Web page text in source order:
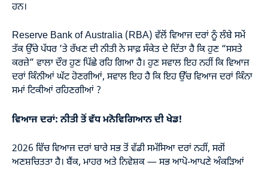
ਹਨ।
Reserve Bank of Australia (RBA) ਵੱਲੋਂ ਵਿਆਜ ਦਰਾਂ ਨੂੰ ਲੰਬੇ ਸਮੇਂ
ਤੱਕ ਉੱਚੇ ਪੱਧਰ ’ਤੇ ਰੱਖਣ ਦੀ ਨੀਤੀ ਨੇ ਸਾਫ਼ ਸੰਕੇਤ ਦੇ ਦਿੱਤਾ ਹੈ ਕਿ ਹੁਣ “ਸਸਤੇ
ਕਰਜ਼ੇ” ਵਾਲਾ ਦੌਰ ਹੁਣ ਪਿੱਛੇ ਰਹਿ ਗਿਆ ਹੈ। ਹੁਣ ਸਵਾਲ ਇਹ ਨਹੀਂ ਕਿ ਵਿਆਜ
ਦਰਾਂ ਕਿੰਨੀਆਂ ਘੱਟ ਹੋਣਗੀਆਂ, ਸਵਾਲ ਇਹ ਹੈ ਕਿ ਇਹ ਉੱਚ ਵਿਆਜ ਦਰਾਂ ਕਿੰਨਾ
ਸਮਾਂ ਟਿਕੀਆਂ ਰਹਿਣਗੀਆਂ ?
ਵਿਆਜ ਦਰਾਂ: ਨੀਤੀ ਤੋਂ ਵੱਧ ਮਨੋਵਿਗਿਆਨ ਦੀ ਖੇਡ!
2026 ਵਿੱਚ ਵਿਆਜ ਦਰਾਂ ਬਾਰੇ ਸਭ ਤੋਂ ਵੱਡੀ ਸਮੱਸਿਆ ਦਰਾਂ ਨਹੀਂ, ਸਗੋਂ
ਅਣਸ਼ਚਿਤਤਾ ਹੈ। ਬੈਂਕ, ਮਾਹਰ ਅਤੇ ਨਿਵੇਸ਼ਕ — ਸਭ ਆਪੋ-ਆਪਣੇ ਅੰਕੜਿਆਂ